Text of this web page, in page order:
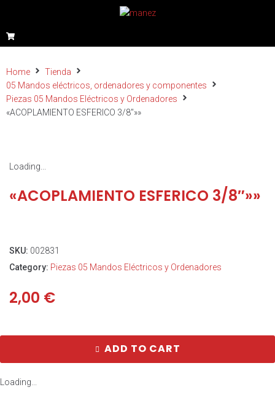
Home
Tienda
05 Mandos eléctricos, ordenadores y componentes
Piezas 05 Mandos Eléctricos y Ordenadores
«ACOPLAMIENTO ESFERICO 3/8″»»
Loading...
«ACOPLAMIENTO ESFERICO 3/8″»»
SKU: 002831
Category: Piezas 05 Mandos Eléctricos y Ordenadores
2,00 €
ADD TO CART
Loading...